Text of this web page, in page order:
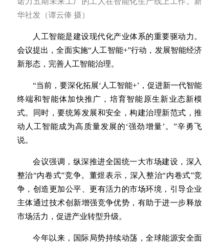
华社发（谭云俸 摄）
人工智能是建设现代化产业体系的重要驱动力。
会议提出，全面实施“人工智能+”行动，发展智能经济
新形态，完善人工智能治理。
“当前，要深化拓展‘人工智能+’，促进新一代智能
终端和智能体加快推广，培育智能原生新业态新模
式。同时，要统筹发展和安全，构建治理新范式，推
动人工智能成为高质量发展的‘强劲增量’。”辛勇飞
说。
会议强调，纵深推进全国统一大市场建设，深入
整治“内卷式”竞争。董煜表示，深入整治“内卷式”竞
争，创造更加公平、更有活力的市场环境，引导企业
主体通过技术创新增强竞争优势，有助于进一步释放
市场活力，促进产业转型升级。
今年以来，国际局势持续动荡，全球能源安全面